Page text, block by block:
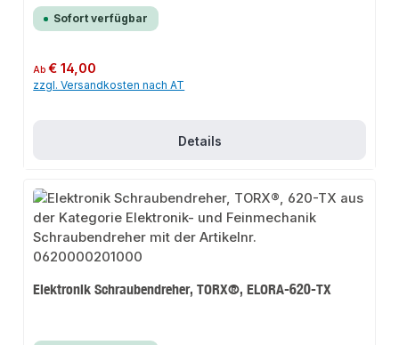
Sofort verfügbar
Regulärer Preis:
Ab€ 14,00
zzgl. Versandkosten nach AT
Details
Elektronik Schraubendreher, TORX®, ELORA-620-TX